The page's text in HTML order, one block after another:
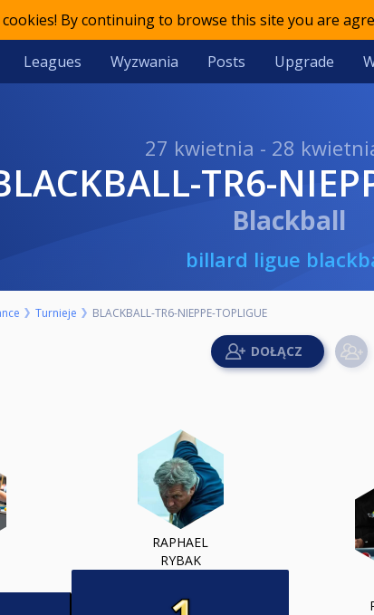
By continuing to browse this site you are
Leagues Wyzwania Posts Upgrade
27 kwietnia - 28
BLACKBALL-TR6-
Blackball
billard ligue
Turnieje BLACKBALL-TR6-NIEPPE-TOPLIGUE
RAPHAEL
RYBAK